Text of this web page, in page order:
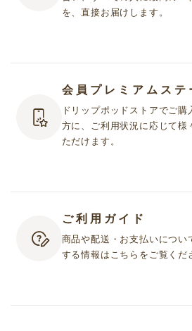
を、直接お届けします。
会員プレミアムステ
ドリップポッドストアでご
方に、ご利用状況に応じて様
ただけます。
ご利用ガイド
商品や配送・お支払いについ
する情報はこちらをご覧くだ